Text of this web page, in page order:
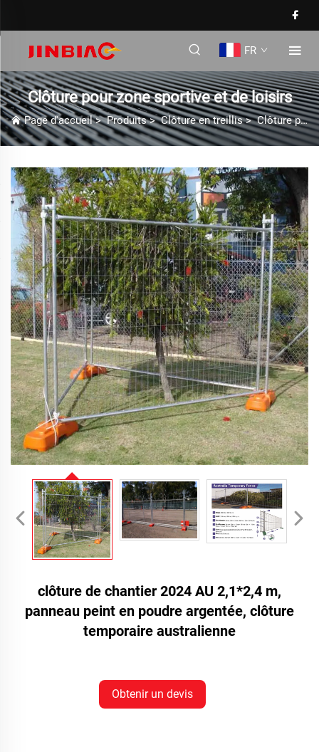
FR
Clôture pour zone sportive et de loisirs
Page d'accueil>Produits>Clôture en treillis>Clôture pour zone sportive et de loisirs
clôture de chantier 2024 AU 2,1*2,4 m,
panneau peint en poudre argentée, clôture
temporaire australienne
Obtenir un devis